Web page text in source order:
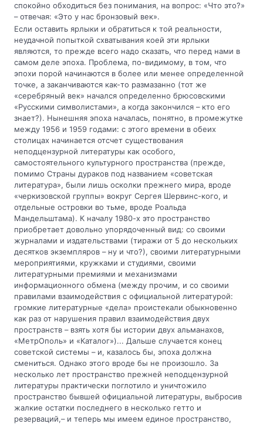
спокойно обходиться без понимания, на вопрос: «Что это?»
– отвечая: «Это у нас бронзовый век».
Если оставить ярлыки и обратиться к той реальности,
неудачной попыткой схватывания коей эти ярлыки
являются, то прежде всего надо сказать, что перед нами в
самом деле эпоха. Проблема, по-видимому, в том, что
эпохи порой начинаются в более или менее определенной
точке, а заканчиваются как-то размазанно (тот же
«серебряный век» начался определенно брюсовскими
«Русскими символистами», а когда закончился – кто его
знает?). Нынешняя эпоха началась, понятно, в промежутке
между 1956 и 1959 годами: с этого времени в обеих
столицах начинается отсчет существования
неподцензурной литературы как особого,
самостоятельного культурного пространства (прежде,
помимо Страны дураков под названием «советская
литература», были лишь осколки прежнего мира, вроде
«черкизовской группы» вокруг Сергея Шервинс-кого, и
отдельные островки во тьме, вроде Роальда
Мандельштама). К началу 1980-х это пространство
приобретает довольно упорядоченный вид: со своими
журналами и издательствами (тиражи от 5 до нескольких
десятков экземпляров – ну и что?), своими литературными
мероприятиями, кружками и студиями, своими
литературными премиями и механизмами
информационного обмена (между прочим, и со своими
правилами взаимодействия с официальной литературой:
громкие литературные «дела» проистекали обыкновенно
как раз от нарушения правил взаимодействия двух
пространств – взять хотя бы истории двух альманахов,
«МетрОполь» и «Каталог»)... Дальше случается конец
советской системы – и, казалось бы, эпоха должна
смениться. Однако этого вроде бы не произошло. За
несколько лет пространство прежней неподцензурной
литературы практически поглотило и уничтожило
пространство бывшей официальной литературы, выбросив
жалкие остатки последнего в несколько гетто и
резерваций,– и теперь мы имеем единое пространство,